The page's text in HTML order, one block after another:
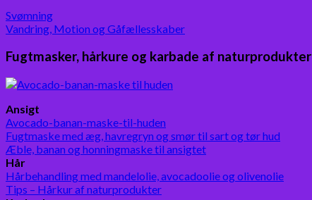
Svømning
Vandring, Motion og Gåfællesskaber
Fugtmasker, hårkure og karbade af naturprodukter
Ansigt
Avocado-banan-maske-til-huden
Fugtmaske med æg, havregryn og smør til sart og tør hud
Æble, banan og honningmaske til ansigtet
Hår
Hårbehandling med mandelolie, avocadoolie og olivenolie
Tips – Hårkur af naturprodukter